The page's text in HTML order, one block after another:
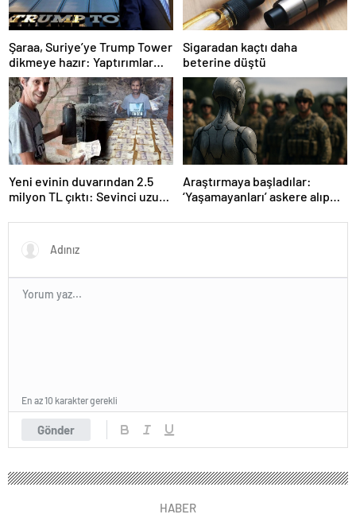
Şaraa, Suriye’ye Trump Tower
dikmeye hazır: Yaptırımlar
bitsin yeter
Sigaradan kaçtı daha
beterine düştü
Yeni evinin duvarından 2.5
milyon TL çıktı: Sevinci uzun
Araştırmaya başladılar:
‘Yaşamayanları’ askere alıp
Gönder
En az 10 karakter gerekli
HABER